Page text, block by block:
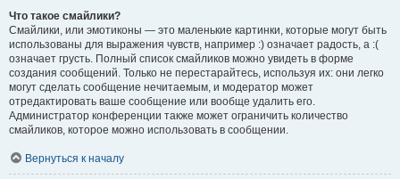
Что такое смайлики?
Смайлики, или эмотиконы — это маленькие картинки, которые могут быть
использованы для выражения чувств, например :) означает радость, а :(
означает грусть. Полный список смайликов можно увидеть в форме
создания сообщений. Только не перестарайтесь, используя их: они легко
могут сделать сообщение нечитаемым, и модератор может
отредактировать ваше сообщение или вообще удалить его.
Администратор конференции также может ограничить количество
смайликов, которое можно использовать в сообщении.
Вернуться к началу